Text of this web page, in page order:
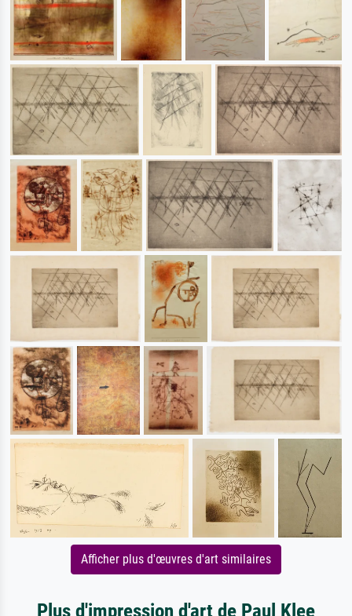
Afficher plus d'œuvres d'art similaires
Plus d'impression d'art de Paul Klee